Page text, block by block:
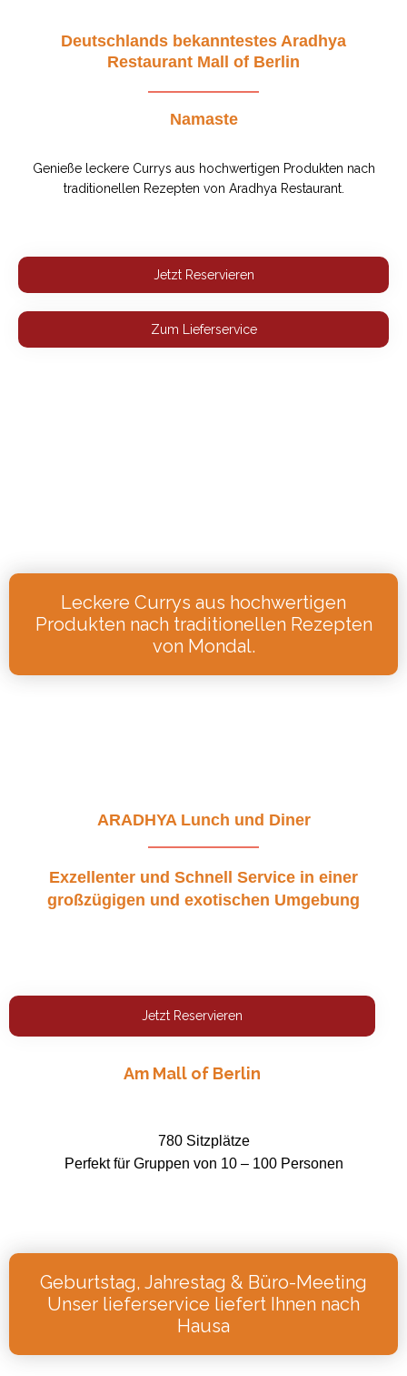
Deutschlands bekanntestes Aradhya
Restaurant Mall of Berlin
Namaste
Genieße leckere Currys aus hochwertigen Produkten nach
traditionellen Rezepten von Aradhya Restaurant.
Jetzt Reservieren
Zum Lieferservice
Leckere Currys aus hochwertigen
Produkten nach traditionellen Rezepten
von Mondal.
ARADHYA Lunch und Diner
Exzellenter und Schnell Service in einer
großzügigen und exotischen Umgebung
Jetzt Reservieren
Am Mall of Berlin
780 Sitzplätze
Perfekt für Gruppen von 10 – 100 Personen
Geburtstag, Jahrestag & Büro-Meeting
Unser lieferservice liefert Ihnen nach
Hausa